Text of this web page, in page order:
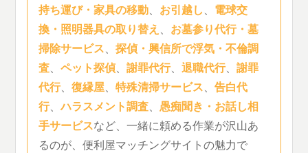
持ち運び・家具の移動、 お引越し、 電球交
換・照明器具の取り替え 、 お墓参り代行・墓
掃除サービス、探偵・興信所で浮気・不倫調
査、ペット探偵、謝罪代行、退職代行、謝罪
代行、復縁屋、特殊清掃サービス、告白代
行、ハラスメント調査、愚痴聞き・お話し相
手サービスなど、一緒に頼める作業が沢山あ
るのが、便利屋マッチングサイトの魅力で